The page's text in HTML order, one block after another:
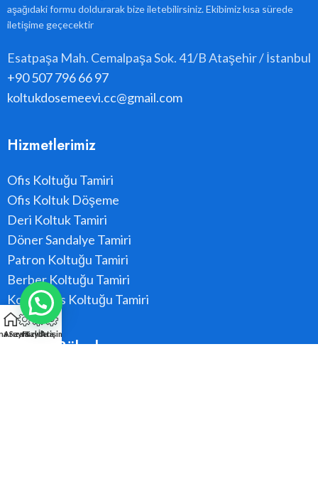
aşağıdaki formu doldurarak bize iletebilirsiniz. Ekibimiz kısa sürede
iletişime geçecektir
Esatpaşa Mah. Cemalpaşa Sok. 41/B Ataşehir / İstanbul
+90 507 796 66 97
koltukdosemeevi.cc@gmail.com
Hizmetlerimiz
Ofis Koltuğu Tamiri
Ofis Koltuk Döşeme
Deri Koltuk Tamiri
Döner Sandalye Tamiri
Patron Koltuğu Tamiri
Berber Koltuğu Tamiri
Konferans Koltuğu Tamiri
Hizmet Bölgeler
Sayfa
Arıza Kaydı
Hızlı Ara
İletişim